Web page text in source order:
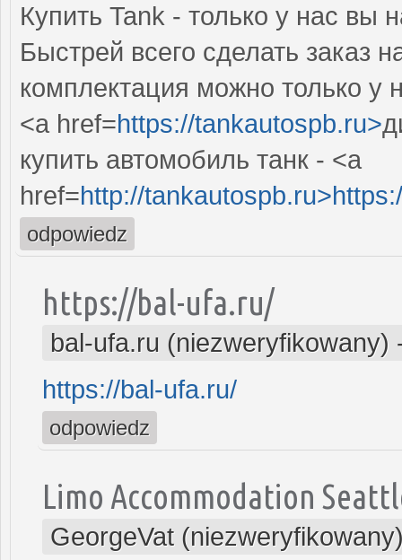
Купить Tank - только у нас вы
Быстрей всего сделать заказ
комплектация можно только у
<a href=https://tankautospb.ru>
купить автомобиль танк - <a
href=http://
odpowiedz
https://bal-ufa.ru/
bal-ufa.ru (niezweryfikowany)
https://bal-ufa.ru/
odpowiedz
Limo Accommodation
GeorgeVat